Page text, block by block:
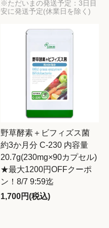
※ただいまの発送予定：3日目
安に発送予定(休業日を除く)
野草酵素＋ビフィズス菌
約3か月分 C-230 内容量
20.7g(230mg×90カプセル)
★最大1200円OFFクーポ
ン！8/7 9:59迄
1,700円(税込)